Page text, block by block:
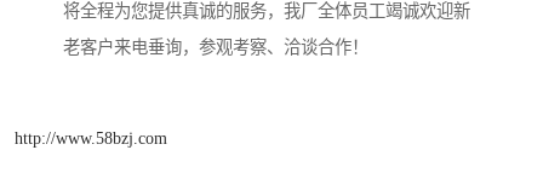
将全程为您提供真诚的服务，我厂全体员工竭诚欢迎新
老客户来电垂询，参观考察、洽谈合作！
http://www.58bzj.com